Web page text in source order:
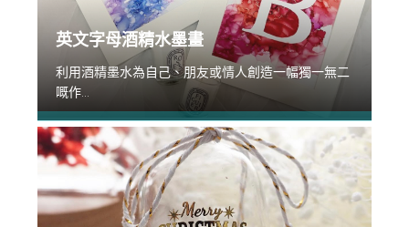
英文字母酒精水墨畫
利用酒精墨水為自己、朋友或情人創造一幅獨一無二
嘅作...